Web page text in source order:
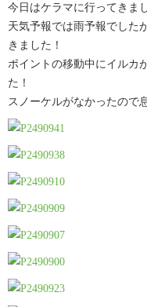
今日はケラマに行ってきま
天気予報では雨予報でした
きました！
ポイントの移動中にイルカ
た！
スノーケルがなかったので